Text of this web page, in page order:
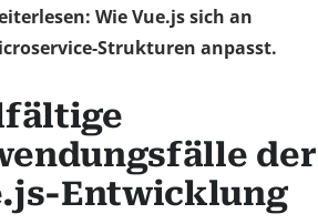
Wie Vue.js sich an
Strukturen anpasst.
der
Entwicklung